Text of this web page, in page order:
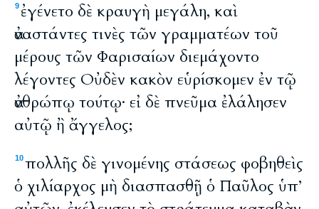
9 ἐγένετο δὲ κραυγὴ μεγάλη, καὶ
ἀναστάντες τινὲς τῶν γραμματέων τοῦ
μέρους τῶν Φαρισαίων διεμάχοντο
λέγοντες Οὐδὲν κακὸν εὑρίσκομεν ἐν τῷ
ἀνθρώπῳ τούτῳ· εἰ δὲ πνεῦμα ἐλάλησεν
αὐτῷ ἢ ἄγγελος;
10πολλῆς δὲ γινομένης στάσεως φοβηθεὶς
ὁ χιλίαρχος μὴ διασπασθῇ ὁ Παῦλος ὑπ’